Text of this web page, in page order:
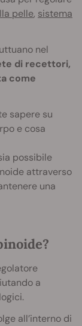
pelle, sistema
nel
di recettori,
come
sapere su
e cosa
possibile
attraverso
una
a
all’interno di